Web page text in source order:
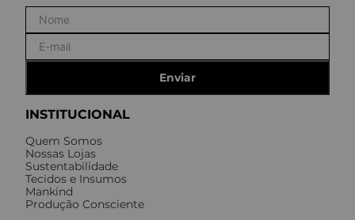
INSTITUCIONAL
Quem Somos
Nossas Lojas
Sustentabilidade
Tecidos e Insumos
Mankind
Produção Consciente
Enviar